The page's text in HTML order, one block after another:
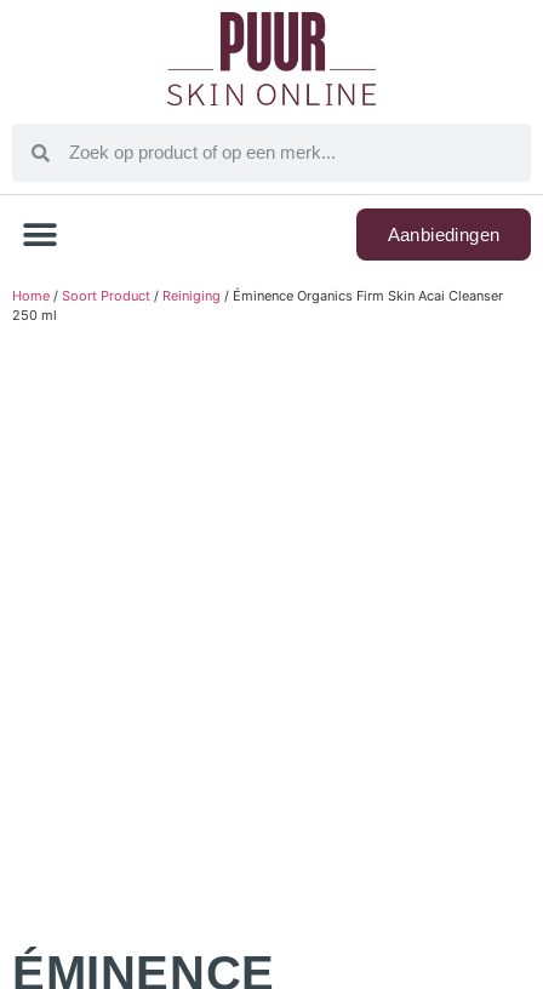
Aanbiedingen
Home / Soort Product / Reiniging / Éminence Organics Firm Skin Acai Cleanser
250 ml
ÉMINENCE